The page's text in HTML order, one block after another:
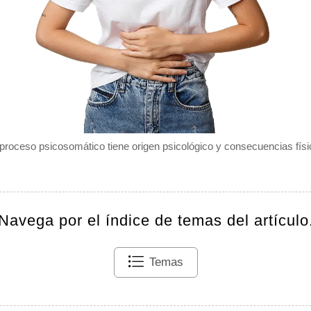
psicosomático tiene origen psicológico y consecuencias
por el índice de temas del
Temas